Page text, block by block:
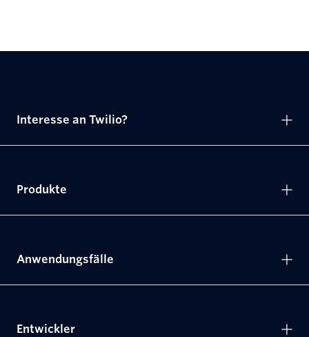
Interesse an Twilio?
Produkte
Anwendungsfälle
Entwickler